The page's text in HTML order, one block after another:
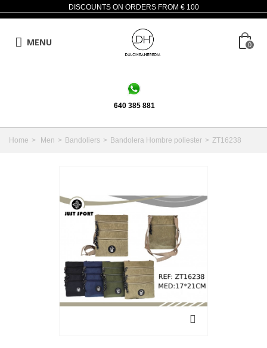
DISCOUNTS ON ORDERS FROM € 100
MENU 0
640 385 881
Home > Men > Bandoliers > Bandolera Hombre poliester > ZT16238